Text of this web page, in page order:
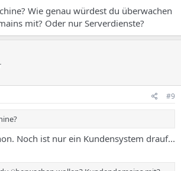
Wie genau würdest du überwachen
mit? Oder nur Serverdienste?
#9
Noch ist nur ein Kundensystem drauf...